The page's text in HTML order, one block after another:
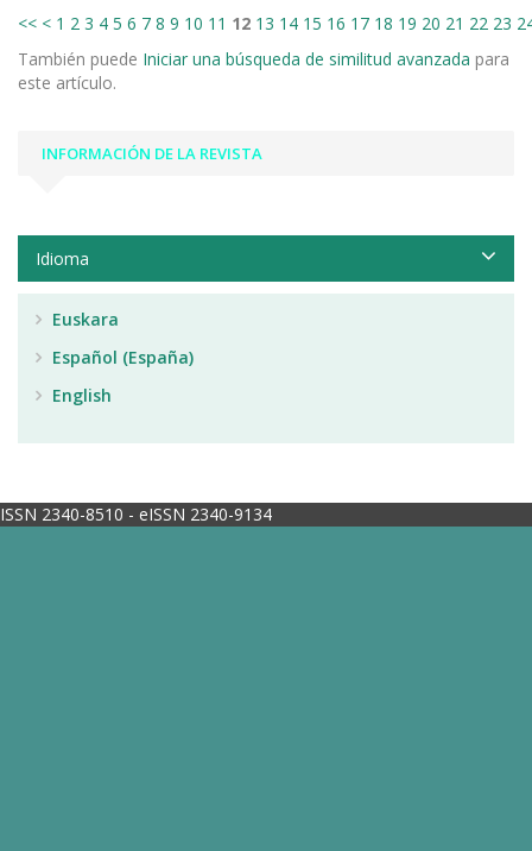
<< < 1 2 3 4 5 6 7 8 9 10 11 12 13 14 15 16 17 18 19 20 21 22 23
También puede Iniciar una búsqueda de similitud avanzada para
este artículo.
INFORMACIÓN DE LA REVISTA
Idioma
Euskara
Español (España)
English
ISSN 2340-8510 - eISSN 2340-9134